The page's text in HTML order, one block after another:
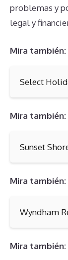
problemas y
legal y
Mira también:
Select
Mira también:
Sunset
Mira también:
Wyndham
Mira también: